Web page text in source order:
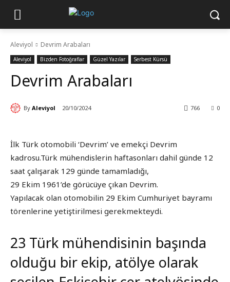
Aleviyol Devrim Arabaları
Aleviyol Bizden Fotoğraflar Güzel Yazılar Serbest Kürsü
Devrim Arabaları
By Aleviyol 20/10/2024 0
766
İlk Türk otomobili ‘Devrim’ ve emekçi Devrim
kadrosu.Türk mühendislerin haftasonları dahil günde 12
saat çalışarak 129 günde tamamladığı,
29 Ekim 1961’de görücüye çıkan Devrim.
Yapılacak olan otomobilin 29 Ekim Cumhuriyet bayramı
törenlerine yetiştirilmesi gerekmekteydi.
23 Türk mühendisinin başında
olduğu bir ekip, atölye olarak